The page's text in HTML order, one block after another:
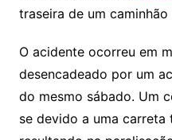
traseira de um
O acidente ocorreu em
desencadeado por um
do mesmo sábado. Um
se devido a uma carreta